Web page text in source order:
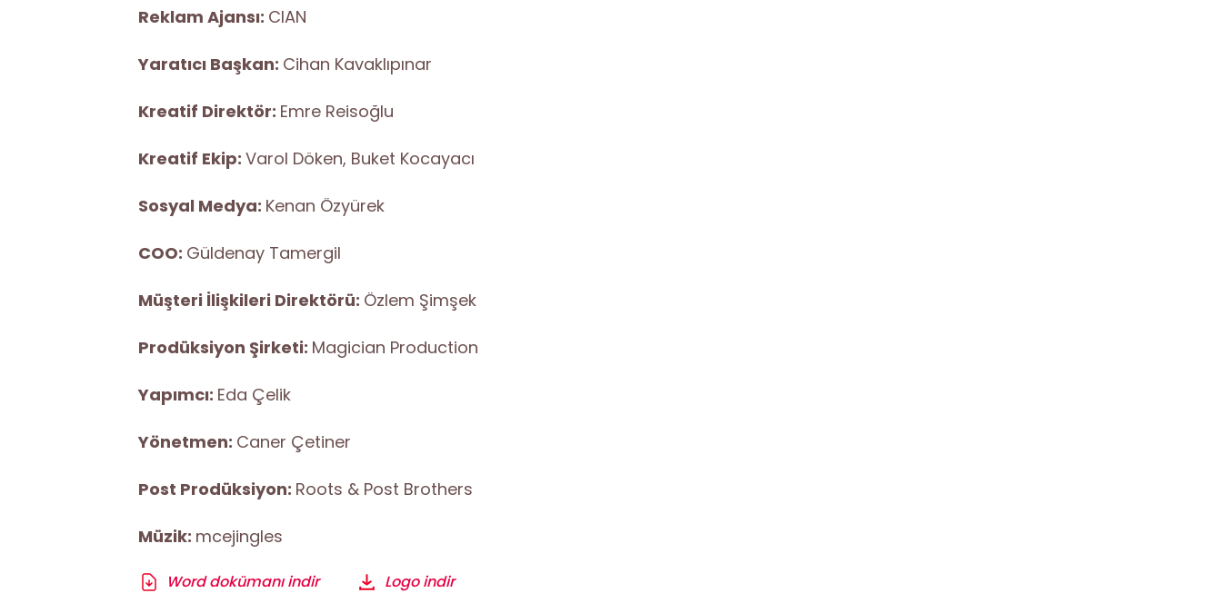
Reklam Ajansı: CIAN
Yaratıcı Başkan: Cihan Kavaklıpınar
Kreatif Direktör: Emre Reisoğlu
Kreatif Ekip: Varol Döken, Buket Kocayacı
Sosyal Medya: Kenan Özyürek
COO: Güldenay Tamergil
Müşteri İlişkileri Direktörü: Özlem Şimşek
Prodüksiyon Şirketi: Magician Production
Yapımcı: Eda Çelik
Yönetmen: Caner Çetiner
Post Prodüksiyon: Roots & Post Brothers
Müzik: mcejingles
Word dokümanı indir Logo indir